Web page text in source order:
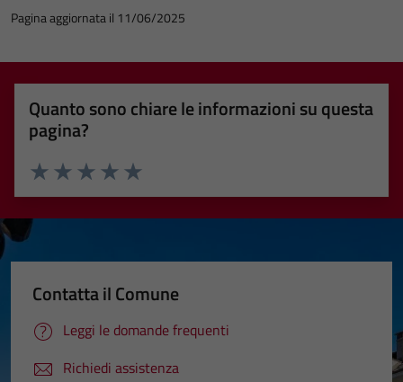
Pagina aggiornata il 11/06/2025
Quanto sono chiare le informazioni su questa
pagina?
Valuta 5 stelle su 5
Valuta 4 stelle su 5
Valuta 3 stelle su 5
Valuta 2 stelle su 5
Valuta 1 stelle su 5
Contatta il Comune
Leggi le domande frequenti
Richiedi assistenza